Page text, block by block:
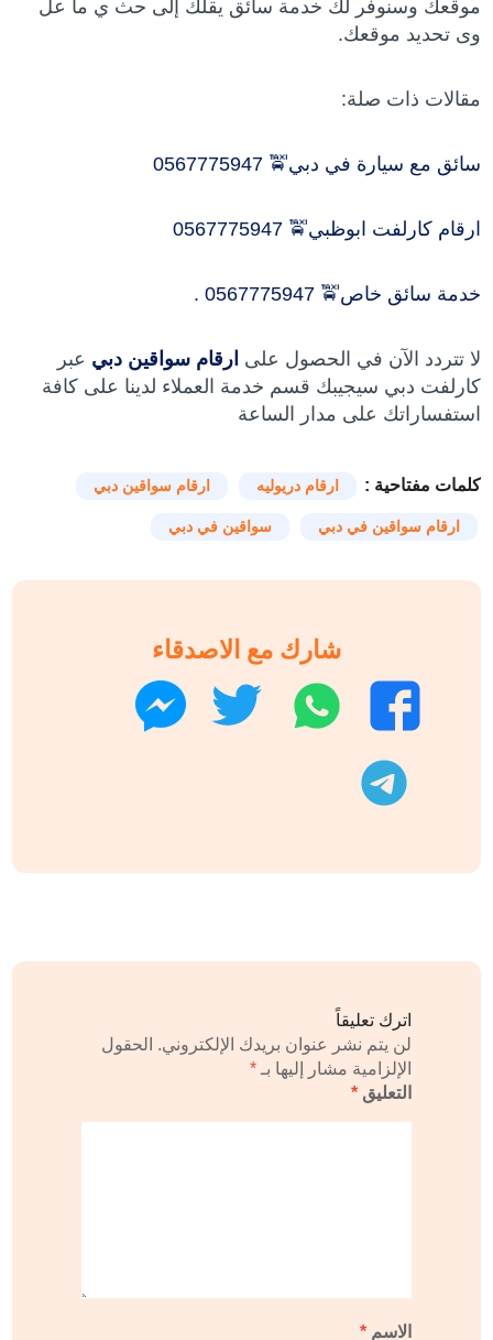
موقعك وسنوفر لك خدمة سائق يقلك إلى حث ي ما عل
وى تحديد موقعك.
مقالات ذات صلة:
سائق مع سيارة في دبي🚖 0567775947
ارقام كارلفت ابوظبي🚖 0567775947
خدمة سائق خاص🚖 0567775947 .
لا تتردد الآن في الحصول على ارقام سواقين دبي عبر
كارلفت دبي سيجيبك قسم خدمة العملاء لدينا على كافة
استفساراتك على مدار الساعة
كلمات مفتاحية : ارقام دريوليه ارقام سواقين دبي
ارقام سواقين في دبي سواقين في دبي
شارك مع الاصدقاء
فيسبوك
واتساب تويتر
اترك تعليقاً
لن يتم نشر عنوان بريدك الإلكتروني. الحقول
الإلزامية مشار إليها بـ*
التعليق*
الاسم*